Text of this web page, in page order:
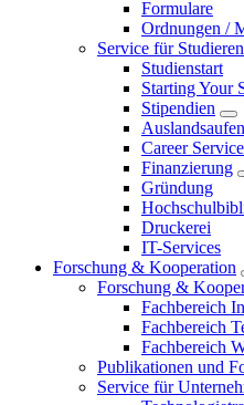
Formulare
Ordnungen /
Service für
Studienstart
Starting Your
Stipendien
Career Service
Finanzierung
Gründung
Druckerei
IT-Services
Forschung & Kooperation
Forschung &
Fachbereich
Fachbereich
Fachbereich
Publikationen und
Service für